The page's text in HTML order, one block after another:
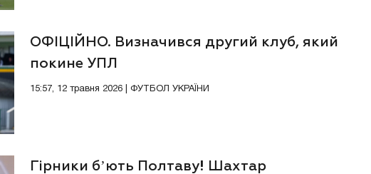
ОФІЦІЙНО. Визначився другий клуб, який
покине УПЛ
15:57, 12 травня 2026 | ФУТБОЛ УКРАЇНИ
Гірники бʼють Полтаву! Шахтар